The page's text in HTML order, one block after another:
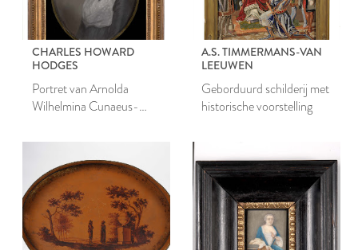
CHARLES HOWARD
HODGES
Portret van Arnolda
Wilhelmina Cunaeus-
A.S. TIMMERMANS-VAN
LEEUWEN
Geborduurd schilderij met
historische voorstelling